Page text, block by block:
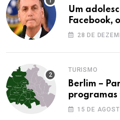
Um
Facebook,
28 DE
TURISMO
Berlim –
programas
Ocidental
15 DE